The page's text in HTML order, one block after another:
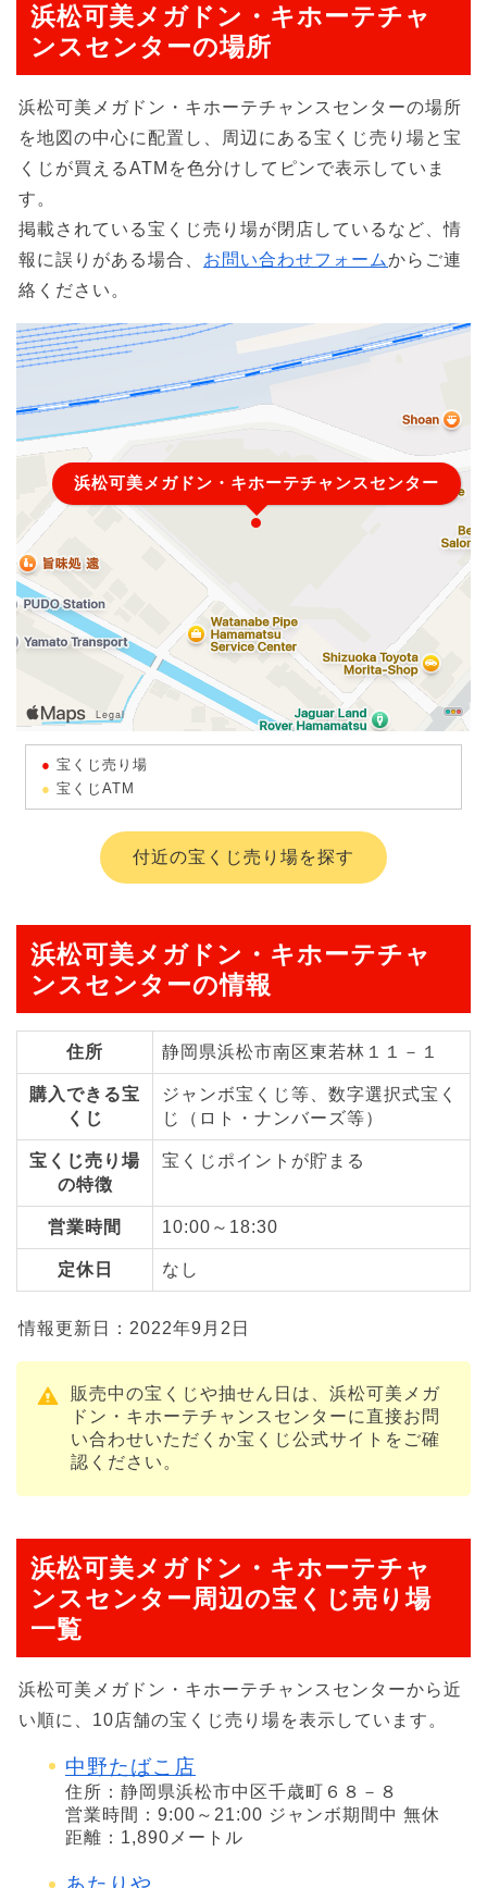
浜松可美メガドン・キホーテチャ
ンスセンターの場所
浜松可美メガドン・キホーテチャンスセンターの場所
を地図の中心に配置し、周辺にある宝くじ売り場と宝
くじが買えるATMを色分けしてピンで表示していま
す。
掲載されている宝くじ売り場が閉店しているなど、情
報に誤りがある場合、 お問い合わせフォームからご連
絡ください。
浜松可美メガドン・キホーテチャンスセンター
宝くじ売り場
宝くじATM
付近の宝くじ売り場を探す
浜松可美メガドン・キホーテチャ
ンスセンターの情報
住所 静岡県浜松市南区東若林１１－１
購入できる宝
くじ
ジャンボ宝くじ等、数字選択式宝く
じ（ロト・ナンバーズ等）
宝くじ売り場
の特徴
宝くじポイントが貯まる
営業時間 10:00～18:30
定休日 なし
情報更新日：2022年9月2日
販売中の宝くじや抽せん日は、浜松可美メガ
ドン・キホーテチャンスセンターに直接お問
い合わせいただくか宝くじ公式サイトをご確
認ください。
浜松可美メガドン・キホーテチャ
ンスセンター周辺の宝くじ売り場
一覧
浜松可美メガドン・キホーテチャンスセンターから近
い順に、10店舗の宝くじ売り場を表示しています。
中野たばこ店
住所：静岡県浜松市中区千歳町６８－８
営業時間：9:00～21:00 ジャンボ期間中 無休
距離：1,890メートル